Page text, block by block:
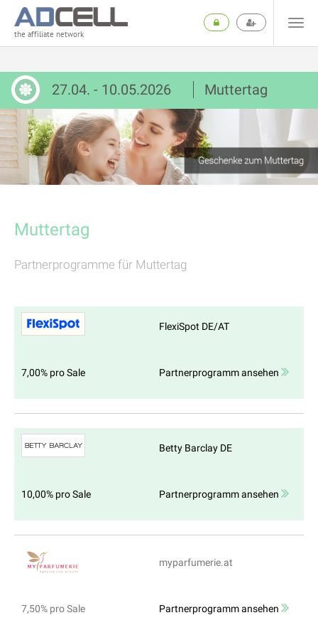
the affiliate network
27.04. - 10.05.2026 Muttertag
Muttertag
Partnerprogramme für Muttertag
FlexiSpot DE/AT
7,00% pro Sale Partnerprogramm ansehen
Betty Barclay DE
10,00% pro Sale Partnerprogramm ansehen
myparfumerie.at
7,50% pro Sale Partnerprogramm ansehen